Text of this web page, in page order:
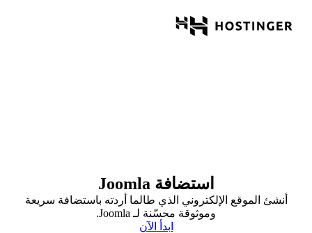
استضافة Joomla
أنشئ الموقع الإلكتروني الذي طالما أردته باستضافة سريعة
وموثوقة محسّنة لـ Joomla.
ابدأ الآن